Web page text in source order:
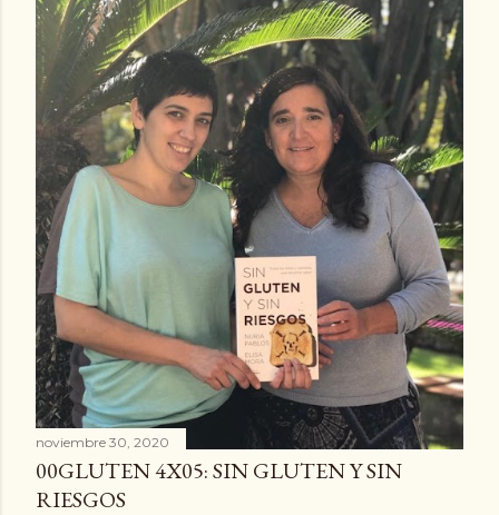
noviembre 30, 2020
00GLUTEN 4X05: SIN GLUTEN Y SIN
RIESGOS